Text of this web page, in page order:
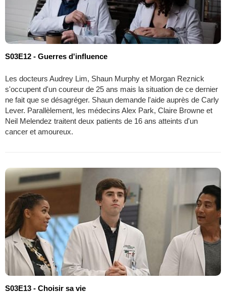
S03E12 - Guerres d'influence
Les docteurs Audrey Lim, Shaun Murphy et Morgan Reznick
s'occupent d'un coureur de 25 ans mais la situation de ce dernier
ne fait que se désagréger. Shaun demande l'aide auprès de Carly
Lever. Parallèlement, les médecins Alex Park, Claire Browne et
Neil Melendez traitent deux patients de 16 ans atteints d'un
cancer et amoureux.
S03E13 - Choisir sa vie